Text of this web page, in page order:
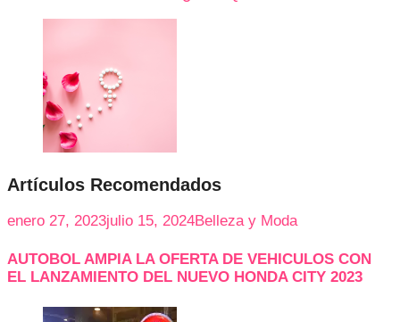
Artículos Recomendados
enero 27, 2023julio 15, 2024Belleza y Moda
AUTOBOL AMPIA LA OFERTA DE VEHICULOS CON
EL LANZAMIENTO DEL NUEVO HONDA CITY 2023